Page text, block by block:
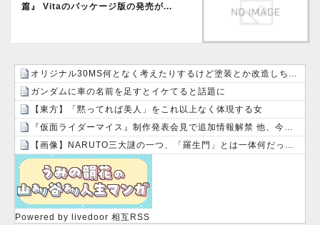
篇』 Vitaのパッケージ版の発売が...
ガンダムに車の名前を足すとイケてると話題に
【東方】「黙ってれば美人」をこれ以上なく体現する女
Powered by livedoor 相互RSS